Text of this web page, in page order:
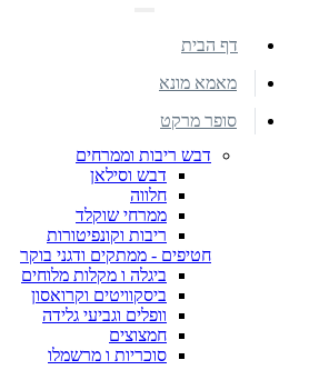
דף הבית
מאמא מונא
סופר מרקט
דבש ריבות וממרחים
דבש וסילאן
חלווה
ממרחי שוקלד
ריבות וקונפיטורות
חטיפים - ממתקים ודגני בוקר
ביגלה ו מקלות מלוחים
ביסקוויטים וקרואסון
וופלים וגביעי גלידה
חמצוצים
סוכריות ו מרשמלו